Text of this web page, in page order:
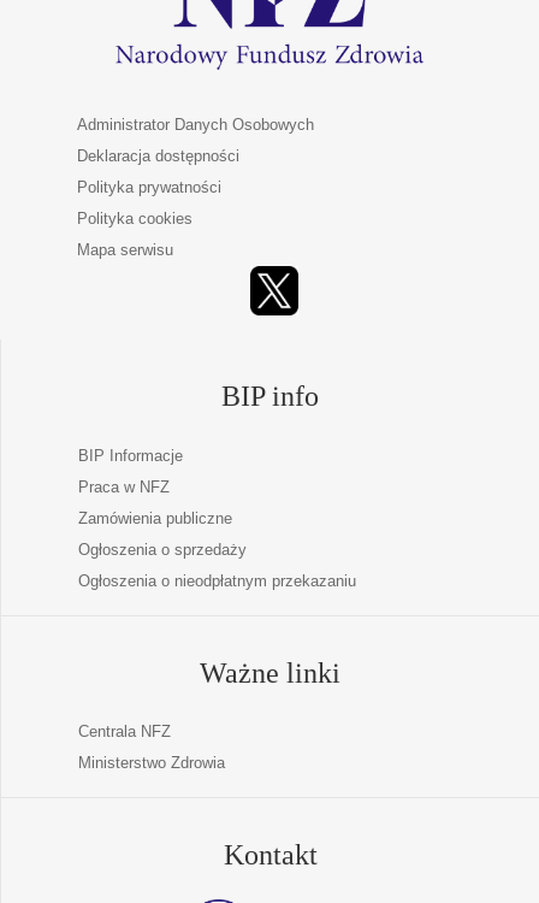
Administrator Danych Osobowych
Deklaracja dostępności
Polityka prywatności
Polityka cookies
Mapa serwisu
BIP info
BIP Informacje
Praca w NFZ
Zamówienia publiczne
Ogłoszenia o sprzedaży
Ogłoszenia o nieodpłatnym przekazaniu
Ważne linki
Centrala NFZ
Ministerstwo Zdrowia
Kontakt